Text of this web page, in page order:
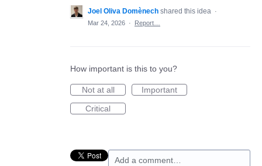
Joel Oliva Domènech shared this idea ·
Mar 24, 2026 · Report…
How important is this to you?
Not at all
Important
Critical
Add a comment…